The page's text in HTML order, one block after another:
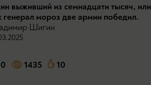
выживший из семнадцати тысяч, или
генерал мороз две армии победил.
Шигин
0 1435 10